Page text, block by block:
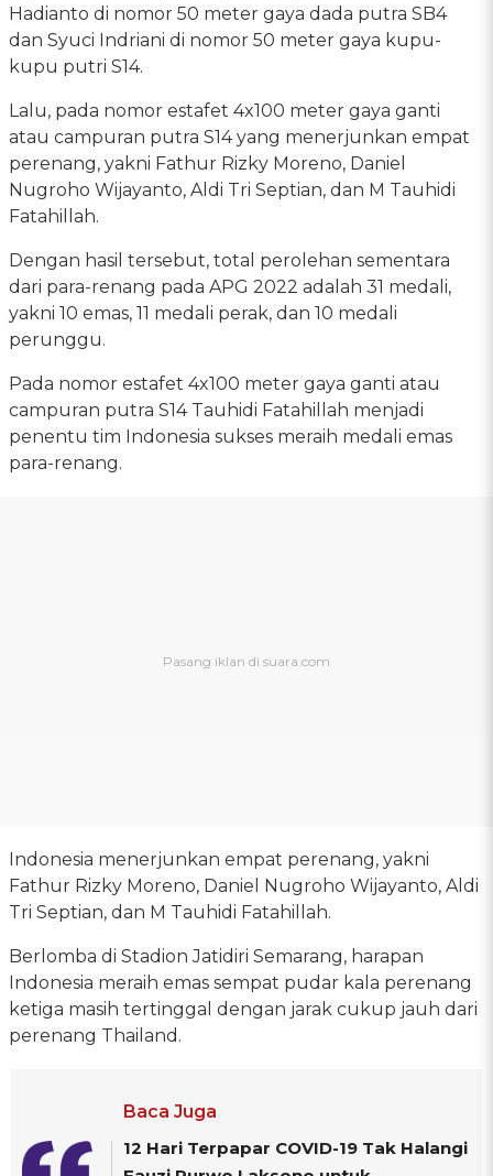
Hadianto di nomor 50 meter gaya dada putra SB4
dan Syuci Indriani di nomor 50 meter gaya kupu-
kupu putri S14.
Lalu, pada nomor estafet 4x100 meter gaya ganti
atau campuran putra S14 yang menerjunkan empat
perenang, yakni Fathur Rizky Moreno, Daniel
Nugroho Wijayanto, Aldi Tri Septian, dan M Tauhidi
Fatahillah.
Dengan hasil tersebut, total perolehan sementara
dari para-renang pada APG 2022 adalah 31 medali,
yakni 10 emas, 11 medali perak, dan 10 medali
perunggu.
Pada nomor estafet 4x100 meter gaya ganti atau
campuran putra S14 Tauhidi Fatahillah menjadi
penentu tim Indonesia sukses meraih medali emas
para-renang.
Indonesia menerjunkan empat perenang, yakni
Fathur Rizky Moreno, Daniel Nugroho Wijayanto, Aldi
Tri Septian, dan M Tauhidi Fatahillah.
Berlomba di Stadion Jatidiri Semarang, harapan
Indonesia meraih emas sempat pudar kala perenang
ketiga masih tertinggal dengan jarak cukup jauh dari
perenang Thailand.
Baca Juga
12 Hari Terpapar COVID-19 Tak Halangi